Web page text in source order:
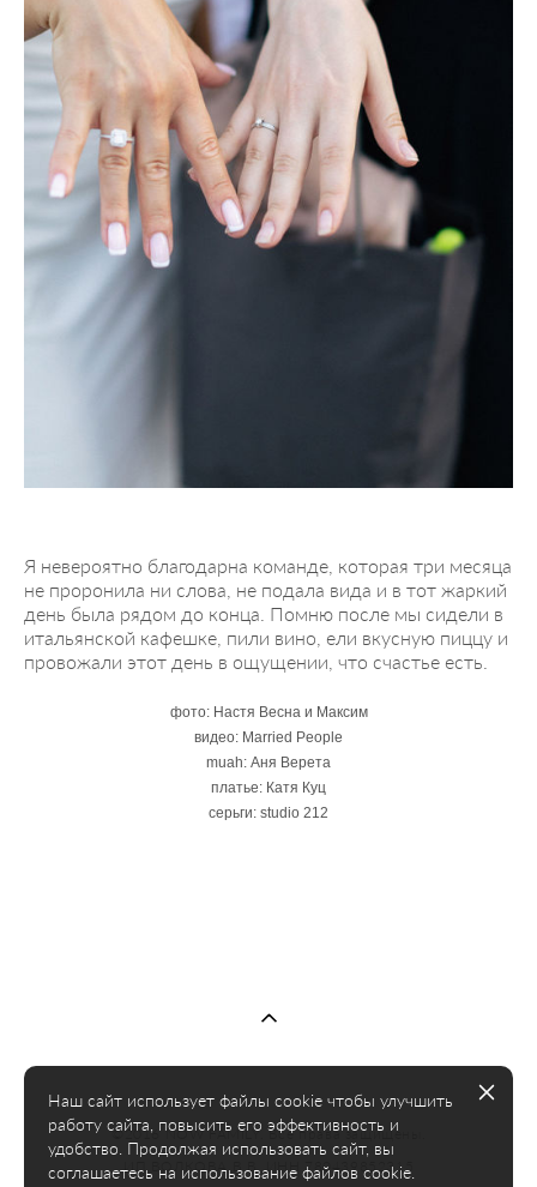
Я невероятно благодарна команде, которая три месяца
не проронила ни слова, не подала вида и в тот жаркий
день была рядом до конца. Помню после мы сидели в
итальянской кафешке, пили вино, ели вкусную пиццу и
провожали этот день в ощущении, что счастье есть.
фото: Настя Весна и Максим
видео: Married People
muah: Аня Верета
платье: Катя Куц
серьги: studio 212
©2016 NOW FAMILY. Все права защищены.
ИП ВОЛКОВА В.В. ИНН 780439852315
Наш сайт использует файлы cookie чтобы улучшить
работу сайта, повысить его эффективность и
удобство. Продолжая использовать сайт, вы
соглашаетесь на использование файлов cookie.